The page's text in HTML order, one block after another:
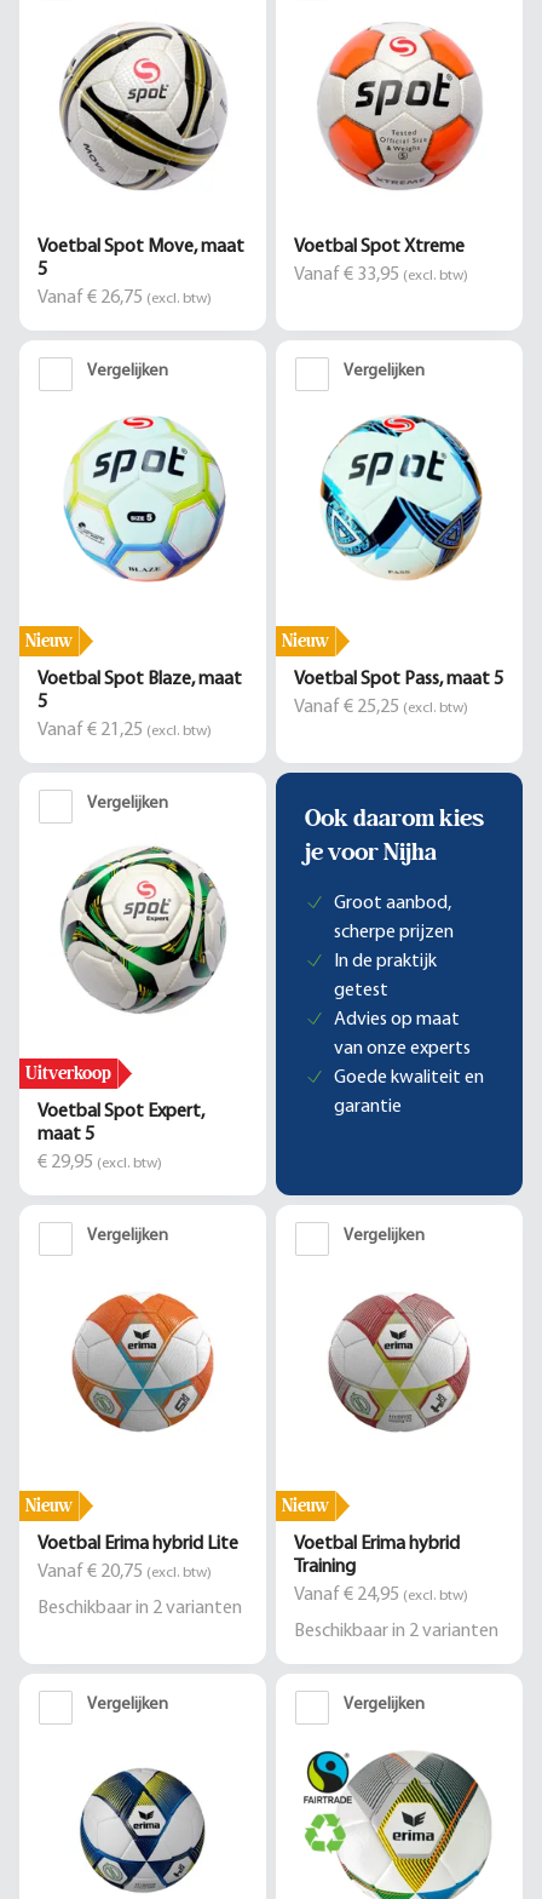
Voetbal Spot Move, maat
5
Vanaf € 26,75 (excl. btw)
Voetbal Spot Xtreme
Vanaf € 33,95 (excl. btw)
Vergelijken
Nieuw
Voetbal Spot Blaze, maat
5
Vanaf € 21,25 (excl. btw)
Vergelijken
Nieuw
Voetbal Spot Pass, maat 5
Vanaf € 25,25 (excl. btw)
Vergelijken
Uitverkoop
Voetbal Spot Expert,
maat 5
€ 29,95 (excl. btw)
Ook daarom kies
je voor Nijha
Groot aanbod,
scherpe prijzen
In de praktijk
getest
Advies op maat
van onze experts
Goede kwaliteit en
garantie
Vergelijken
Nieuw
Voetbal Erima hybrid Lite
Vanaf € 20,75 (excl. btw)
Beschikbaar in 2varianten
Vergelijken
Nieuw
Voetbal Erima hybrid
Training
Vanaf € 24,95 (excl. btw)
Beschikbaar in 2varianten
Vergelijken Vergelijken